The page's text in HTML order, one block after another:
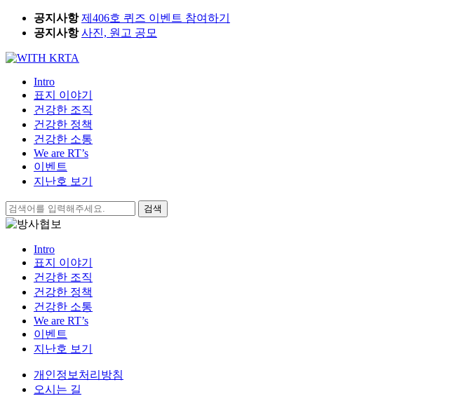
Skip
content
공지사항 제406호 퀴즈 이벤트 참여하기
공지사항 사진, 원고 공모
Intro
표지 이야기
건강한 조직
건강한 정책
건강한 소통
We are RT’s
이벤트
지난호 보기
검
색:
Intro
표지 이야기
건강한 조직
건강한 정책
건강한 소통
We are RT’s
이벤트
지난호 보기
개인정보처리방침
오시는 길